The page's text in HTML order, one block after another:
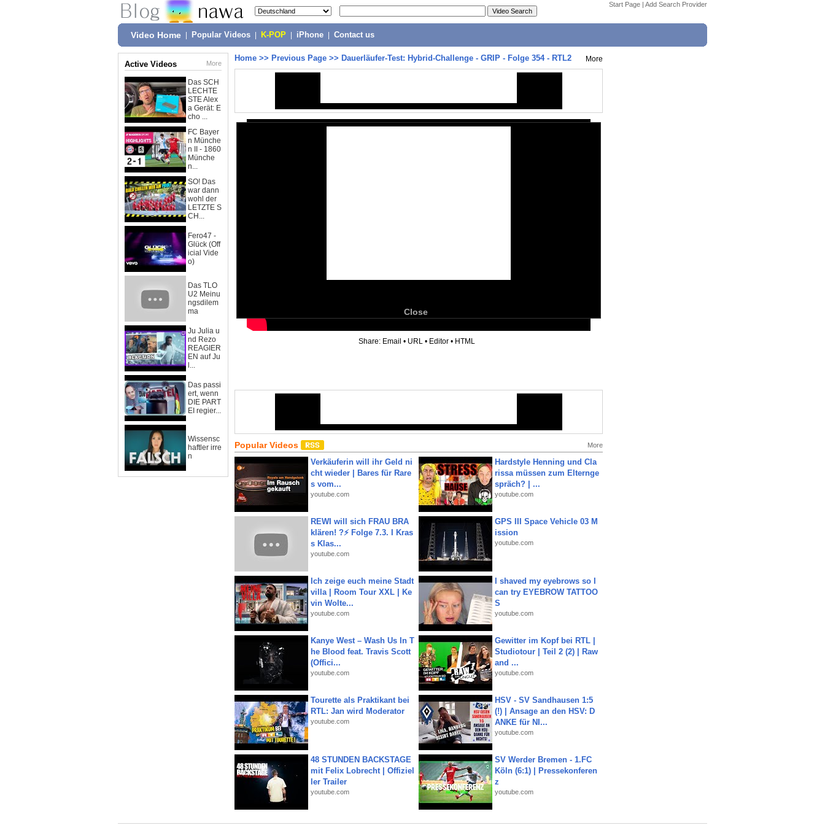
Start Page | Add Search Provider
Video Home Popular Videos K-POP iPhone Contact us
Active Videos More
Das SCH
LECHTE
STE Alex
a Gerät: E
cho ...
FC Bayer
n Münche
n II - 1860
Münche
n...
SO! Das
war dann
wohl der
LETZTE S
CH...
Fero47 -
Glück (Off
icial Vide
o)
Das TLO
U2 Meinu
ngsdilem
ma
Ju Julia u
nd Rezo
REAGIER
EN auf Ju
l...
Das passi
ert, wenn
DIE PART
EI regier...
Wissensc
haftler irre
n
Home >> Previous Page >> Dauerläufer-Test: Hybrid-Challenge - GRIP - Folge 354 - RTL2 More
Close
Share: Email • URL • Editor • HTML
Popular Videos More
Verkäuferin will ihr Geld ni
cht wieder | Bares für Rare
s vom...
youtube.com
Hardstyle Henning und Cla
rissa müssen zum Elternge
spräch? | ...
youtube.com
REWI will sich FRAU BRA
klären! ?⚡️ Folge 7.3. I Kras
s Klas...
youtube.com
GPS III Space Vehicle 03 M
ission
youtube.com
Ich zeige euch meine Stadt
villa | Room Tour XXL | Ke
vin Wolte...
youtube.com
I shaved my eyebrows so I
can try EYEBROW TATTOO
S
youtube.com
Kanye West – Wash Us In T
he Blood feat. Travis Scott
(Offici...
youtube.com
Gewitter im Kopf bei RTL |
Studiotour | Teil 2 (2) | Raw
and ...
youtube.com
Tourette als Praktikant bei
RTL: Jan wird Moderator
youtube.com
HSV - SV Sandhausen 1:5
(!) | Ansage an den HSV: D
ANKE für NI...
youtube.com
48 STUNDEN BACKSTAGE
mit Felix Lobrecht | Offiziel
ler Trailer
youtube.com
SV Werder Bremen - 1.FC
Köln (6:1) | Pressekonferen
z
youtube.com